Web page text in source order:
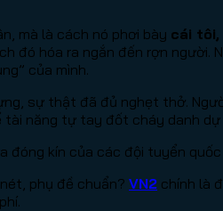
mà là cách nó phơi bày cái tôi,
đó hóa ra ngắn đến rợn
của mình.
sự thật đã đủ nghẹt thở.
năng tự tay đốt cháy danh
kín của các đội tuyển
phụ đề chuẩn? VN2 chính là